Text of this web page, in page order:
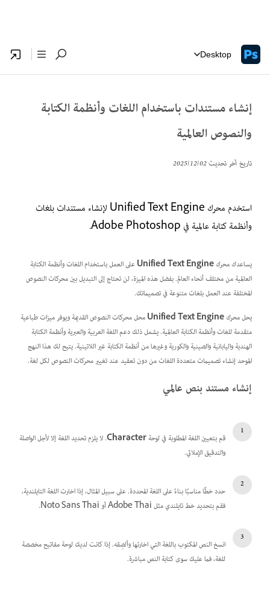
Desktop
إنشاء مستندات باستخدام اللغات وأنظمة الكتابة
والنصوص العالمية
تاريخ آخر تحديث02‏/12‏/2025
استخدم محرك Unified Text Engine لإنشاء مستندات بلغات
وأنظمة كتابة عالمية في Adobe Photoshop.
يساعدك محركUnified Text Engine على العمل باستخدام اللغات وأنظمة الكتابة
العالمية من مختلف أنحاء العالم. بفضل هذه الميزة، لن تحتاج إلى التبديل بين محركات النصوص
المختلفة عند العمل بلغات متنوعة في تصميماتك.
يحل محركUnified Text Engineمحل محركات النصوص القديمة ويوفر ميزات طباعية
متقدمة للغات وأنظمة الكتابة العالمية. يشمل ذلك دعم اللغة العربية والعبرية وأنظمة الكتابة
الهندية واليابانية والصينية والكورية وغيرها من أنظمة الكتابة غير اللاتينية. يتيح لك هذا النهج
الموحد إنشاء تصميمات متعددة اللغات من دون تعقيد عند تغيير محركات النصوص لكل لغة.
إنشاء مستند بنص عالمي
قم بتعيين اللغة المطلوبة في لوحةCharacter. لا يلزم تحديد اللغة إلا لأجل الواصلة
والتدقيق الإملائي.
حدد خطًا مناسبًا بناءً على اللغة المحددة. على سبيل المثال، إذا اخترت اللغة التايلندية،
فقم بتحديد خط تايلندي مثل Adobe Thai أو Noto Sans Thai.
انسخ النص المكتوب باللغة التي اخترتها وألصِقه. إذا كانت لديك لوحة مفاتيح مخصصة
للغة، فما عليك سوى كتابة النص مباشرة.